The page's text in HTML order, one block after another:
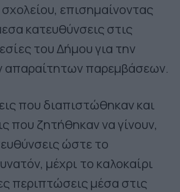
επισημαίνοντας
κατευθύνσεις στις
του Δήμου για την
απαραίτητων παρεμβάσεων.
που διαπιστώθηκαν και
που ζητήθηκαν να γίνουν,
ώστε το
μέχρι το καλοκαίρι
περιπτώσεις μέσα στις